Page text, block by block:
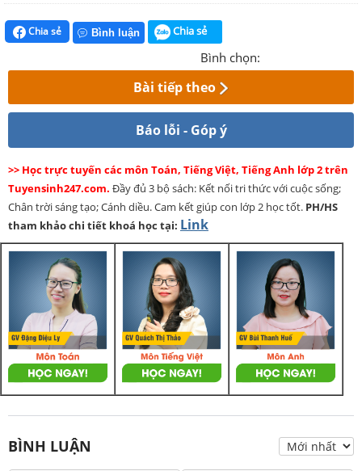
Chia sẻ Bình luận Chia sẻ
Bình chọn:
Bài tiếp theo
Báo lỗi - Góp ý
>> Học trực tuyến các môn Toán, Tiếng Việt, Tiếng Anh lớp 2 trên
Tuyensinh247.com. Đầy đủ 3 bộ sách: Kết nối tri thức với cuộc sống;
Chân trời sáng tạo; Cánh diều. Cam kết giúp con lớp 2 học tốt. PH/HS
tham khảo chi tiết khoá học tại: Link
BÌNH LUẬN